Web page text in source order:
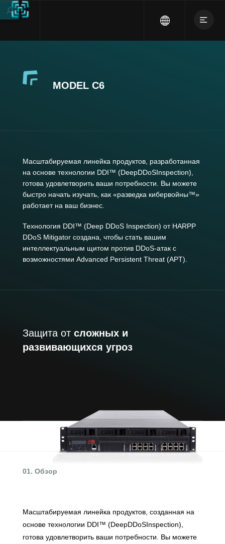
MODEL C6
Масштабируемая линейка продуктов, разработанная
на основе технологии DDI™ (DeepDDoSInspection),
готова удовлетворить ваши потребности. Вы можете
быстро начать изучать, как «разведка кибервойны™»
работает на ваш бизнес.
Технология DDI™ (Deep DDoS Inspection) от HARPP
DDoS Mitigator создана, чтобы стать вашим
интеллектуальным щитом против DDoS-атак с
возможностями Advanced Persistent Threat (APT).
Защита отсложных и
развивающихся угроз
01. Обзор
Масштабируемая линейка продуктов, созданная на
основе технологии DDI™ (DeepDDoSInspection),
готова удовлетворить ваши потребности. Вы можете